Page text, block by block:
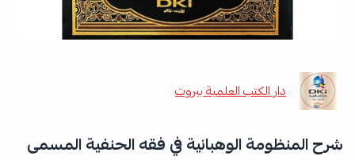
دار الكتب العلمية بيروت
شرح المنظومة الوهبانية في فقه الحنفية المسمى